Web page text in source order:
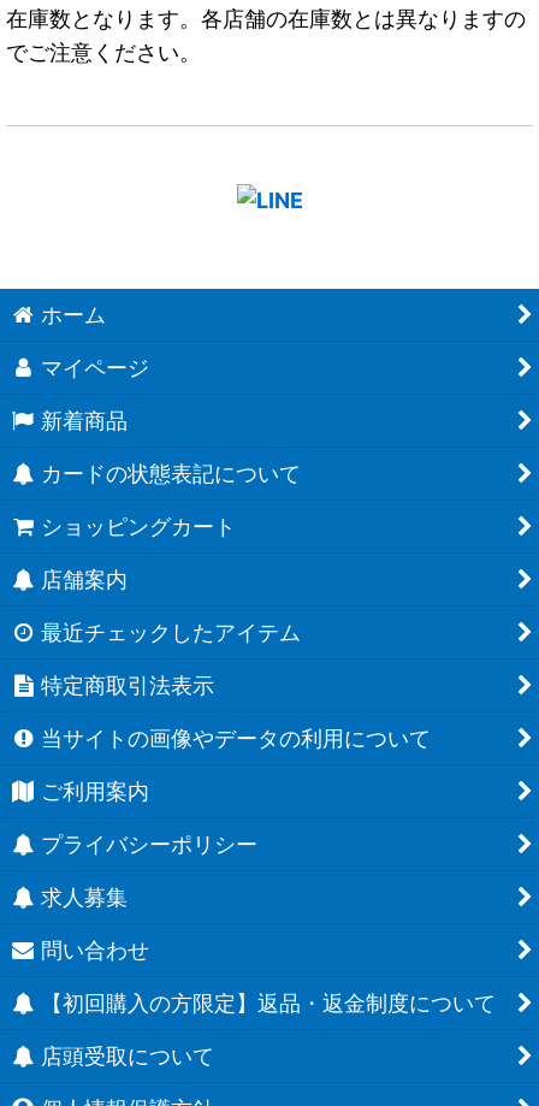
在庫数となります。各店舗の在庫数とは異なりますの
でご注意ください。
ホーム
マイページ
新着商品
カードの状態表記について
ショッピングカート
店舗案内
最近チェックしたアイテム
特定商取引法表示
当サイトの画像やデータの利用について
ご利用案内
プライバシーポリシー
求人募集
問い合わせ
【初回購入の方限定】返品・返金制度について
店頭受取について